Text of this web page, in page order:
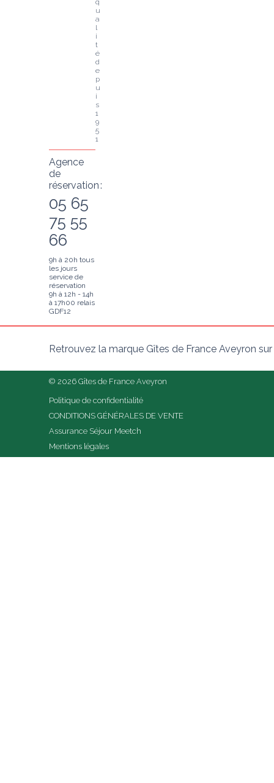
q
u
a
l
i
t
é
d
e
p
u
i
s
1
9
5
1
Agence
de
réservation :
05 65
75 55
66
9h à 20h tous
les jours
service de
réservation
9h à 12h - 14h
à 17h00 relais
GDF12
Retrouvez la marque Gîtes de France Aveyron
© 2026 Gîtes de France Aveyron
Politique de confidentialité
CONDITIONS GÉNÉRALES DE VENTE
Assurance Séjour Meetch
Mentions légales